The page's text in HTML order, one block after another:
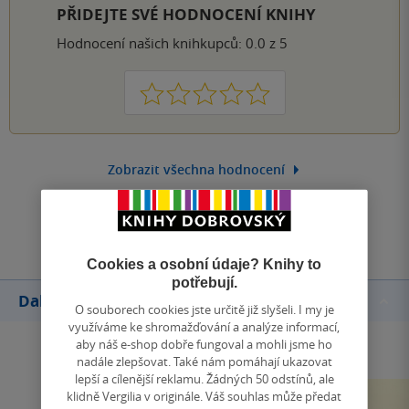
PŘIDEJTE SVÉ HODNOCENÍ KNIHY
Hodnocení našich knihkupců: 0.0 z 5
1 2 3 4 5
Zobrazit všechna hodnocení
Přidat hodnocení
Další knihy autora
Cookies a osobní údaje? Knihy to
potřebují.
O souborech cookies jste určitě již slyšeli. I my je
využíváme ke shromažďování a analýze informací,
aby náš e-shop dobře fungoval a mohli jsme ho
nadále zlepšovat. Také nám pomáhají ukazovat
lepší a cílenější reklamu. Žádných 50 odstínů, ale
klidně Vergilia v originále. Váš souhlas může předat